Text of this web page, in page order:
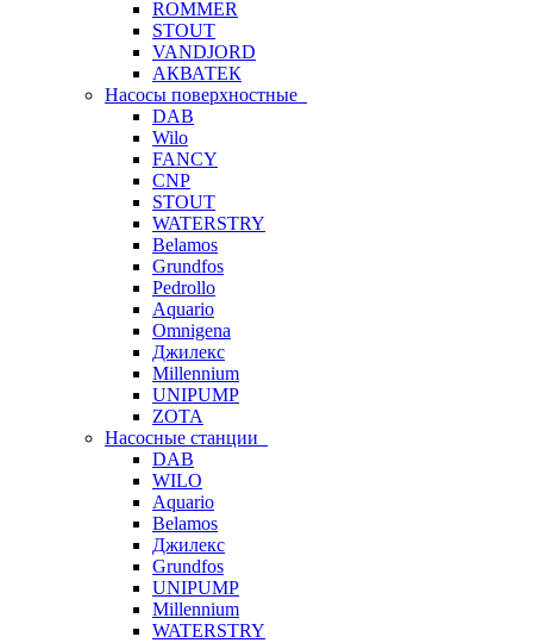
ROMMER
STOUT
VANDJORD
АКВАТЕК
Насосы поверхностные
DAB
Wilo
FANCY
CNP
STOUT
WATERSTRY
Belamos
Grundfos
Pedrollo
Aquario
Omnigena
Джилекс
Millennium
UNIPUMP
ZOTA
Насосные станции
DAB
WILO
Aquario
Belamos
Джилекс
Grundfos
UNIPUMP
Millennium
WATERSTRY